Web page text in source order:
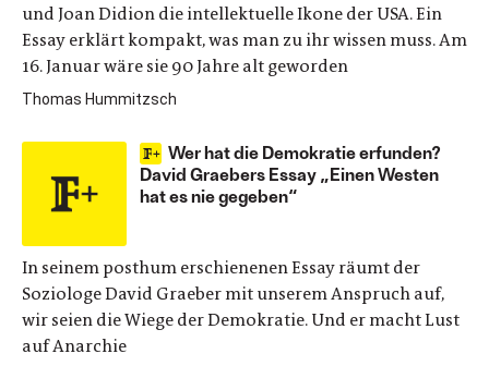
und Joan Didion die intellektuelle Ikone der USA. Ein
Essay erklärt kompakt, was man zu ihr wissen muss. Am
16. Januar wäre sie 90 Jahre alt geworden
Thomas Hummitzsch
Wer hat die Demokratie erfunden?
David Graebers Essay „Einen Westen
hat es nie gegeben“
In seinem posthum erschienenen Essay räumt der
Soziologe David Graeber mit unserem Anspruch auf,
wir seien die Wiege der Demokratie. Und er macht Lust
auf Anarchie